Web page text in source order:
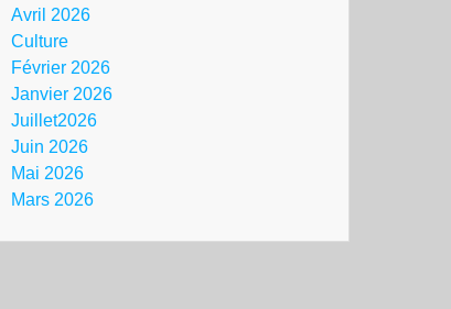
Avril 2026
Culture
Février 2026
Janvier 2026
Juillet2026
Juin 2026
Mai 2026
Mars 2026